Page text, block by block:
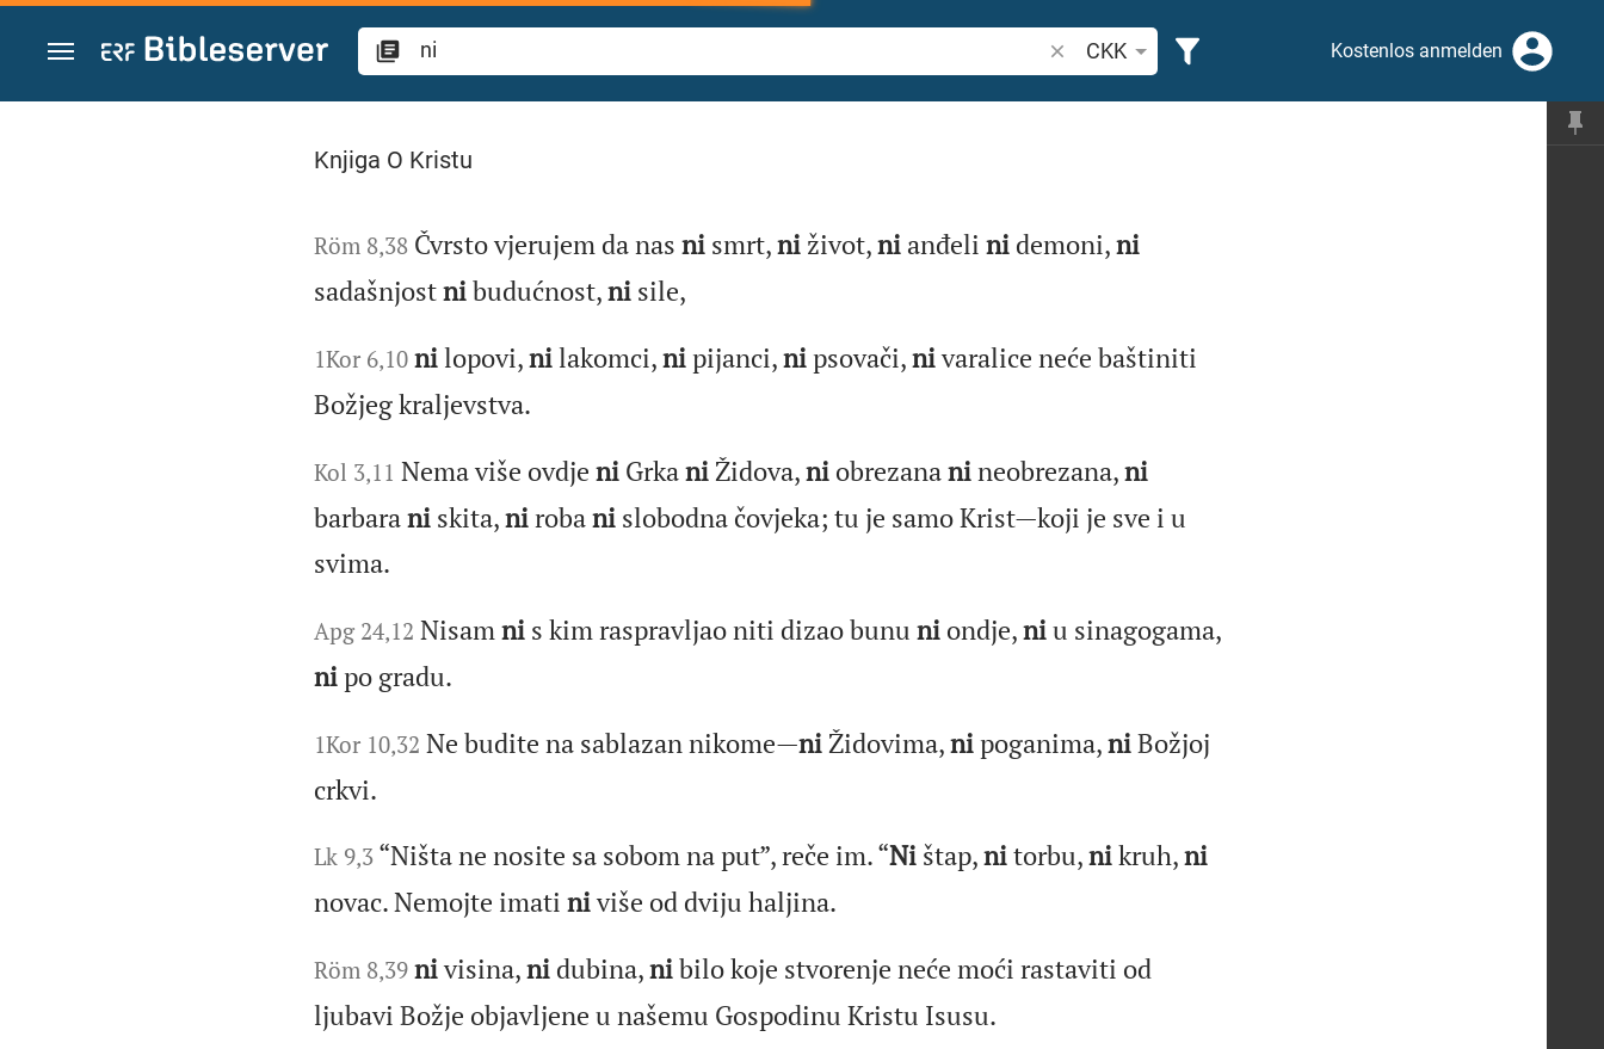
Zum Inhalt springen
Bibelstelle oder Begriff suchen
CKK Kostenlos anmelden
Suche "ni" in der Bibel
Knjiga O Kristu
Röm 8,38 Čvrsto vjerujem da nas nismrt,niživot,nianđeli nidemoni,ni
sadašnjostnibudućnost,nisile,
1Kor 6,10 nilopovi,nilakomci,nipijanci,nipsovači,nivaralice neće baštiniti
Božjeg kraljevstva.
Kol 3,11 Nema više ovdje niGrkaniŽidova,niobrezananineobrezana,ni
barbaraniskita,nirobanislobodna čovjeka; tu je samo Krist—koji je sve i u
svima.
Apg 24,12 Nisam nis kim raspravljao niti dizao bunu niondje,niu sinagogama,
nipo gradu.
1Kor 10,32 Ne budite na sablazan nikome—ni Židovima,nipoganima,niBožjoj
crkvi.
Lk 9,3 “Ništa ne nosite sa sobom na put”, reče im. “Ništap,nitorbu,nikruh,ni
novac. Nemojte imati niviše od dviju haljina.
Röm 8,39 nivisina,nidubina,nibilo koje stvorenje neće moći rastaviti od
ljubavi Božje objavljene u našemu Gospodinu Kristu Isusu.